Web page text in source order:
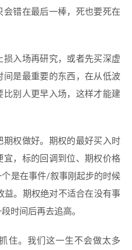
会错在最后一棒，死也要死在
损入场再研究，或者先买深虚
间是最重要的东西，在从低波
比别人更早入场，这样才能建
期权做好。期权的最好买入时
宜，标的回调到位、期权价格
是在事件/叙事刚起步的时候
益。期权绝对不适合在没有事
时间后再去追高。
住。我们这一生不会做太多